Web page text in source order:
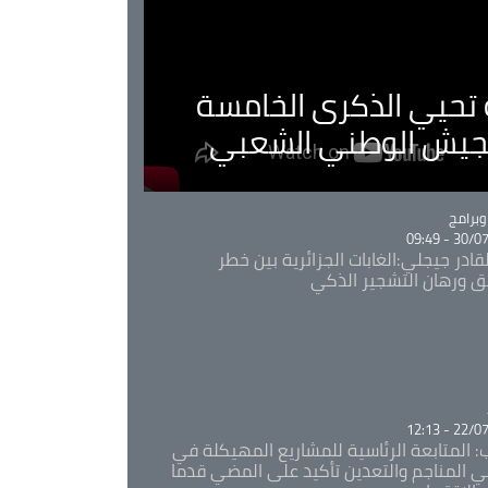
تحيي الذكرى الخامسة
الوطني الشعبي
30/07/
جيجلي:الغابات الجزائرية بين خطر
ورهان التشجير الذكي
22/07/
المتابعة الرئاسية للمشاريع المهيكلة في
المناجم والتعدين تأكيد على المضي قدما